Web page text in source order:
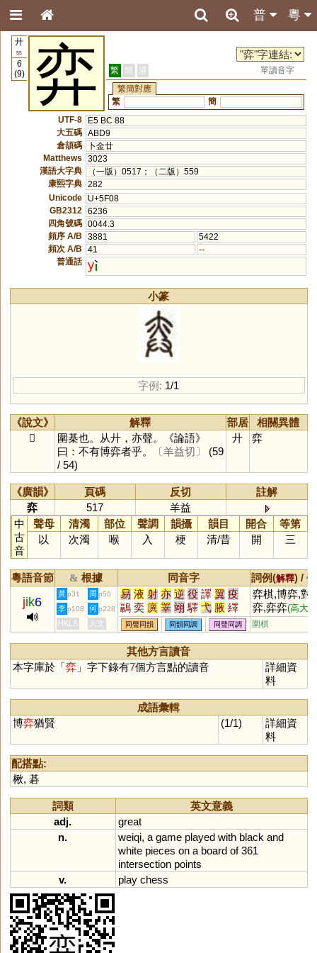
粵
普
廾
55
6
(9)
弈 繁 簡 港
單讀音字
繁簡對應
繁
簡
UTF-8
E5 BC 88
大五碼 ABD9
倉頡碼
卜金廿
Matthews
3023
漢語大字典
（一版）0517；（二版）559
康熙字典 282
Unicode
U+5F08
GB2312
6236
四角號碼 0044.3
頻序 A/B
3881
5422
頻次 A/B
41
--
普通話 y
小篆
字例: 1/1
《說文》 解釋 部居
相關異體
𢌾
圍棊也。从廾，亦聲。《論語》
曰：不有博弈者乎。
〔羊益切〕
(59
/ 54)
廾 弈
《廣韻》 頁碼 反切
註解
弈
517
羊益
中
古
音
聲母 清濁 部位 聲調 韻攝 韻目 開合
等第
以
次濁 喉 入 梗 清/昔 開 三
粵語音節 & 根據 同音字 詞例(解釋) /
jik6
黃 p31 周 p50 易 液 射 亦 逆 役 譯 翼 疫
鷊 奕 廙 睪 翊 驛 弋 腋 繹
掖 翌 熤 薿 嶧 杙 蜴 鶂 嶷
懌 鷁 屰 馹 燚 圛 黓 艗 垼
芅 斁 帟 燡 埸 瀷 醳 譺 墿
隿 焲 熼 晹 縌 釴 霬
弈棋,博弈,對
弈,弈弈(高大
弈業
李 p108 何 p228
HKLS 人文 同聲同韻 同韻同調 同聲同調 圍棋
其他方言讀音
本字庫於「弈」字下錄有7個方言點的讀音
詳細資
料
成語彙輯
博弈猶賢 (1/1)
詳細資
料
配搭點:
楸, 碁
詞類
英文意義
adj.
great
n.
weiqi, a game played with black and
white pieces on a board of 361
intersection points
v.
play chess